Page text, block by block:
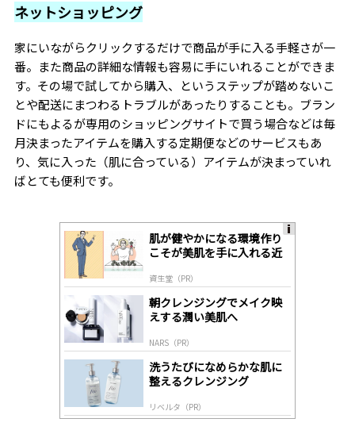
ネットショッピング
家にいながらクリックするだけで商品が手に入る手軽さが一
番。また商品の詳細な情報も容易に手にいれることができま
す。その場で試してから購入、というステップが踏めないこ
とや配送にまつわるトラブルがあったりすることも。ブラン
ドにもよるが専用のショッピングサイトで買う場合などは毎
月決まったアイテムを購入する定期便などのサービスもあ
り、気に入った（肌に合っている）アイテムが決まっていれ
ばとても便利です。
肌が健やかになる環境作り
こそが美肌を手に入れる近
資生堂（PR）
朝クレンジングでメイク映
えする潤い美肌へ
NARS（PR）
洗うたびになめらかな肌に
整えるクレンジング
リベルタ（PR）